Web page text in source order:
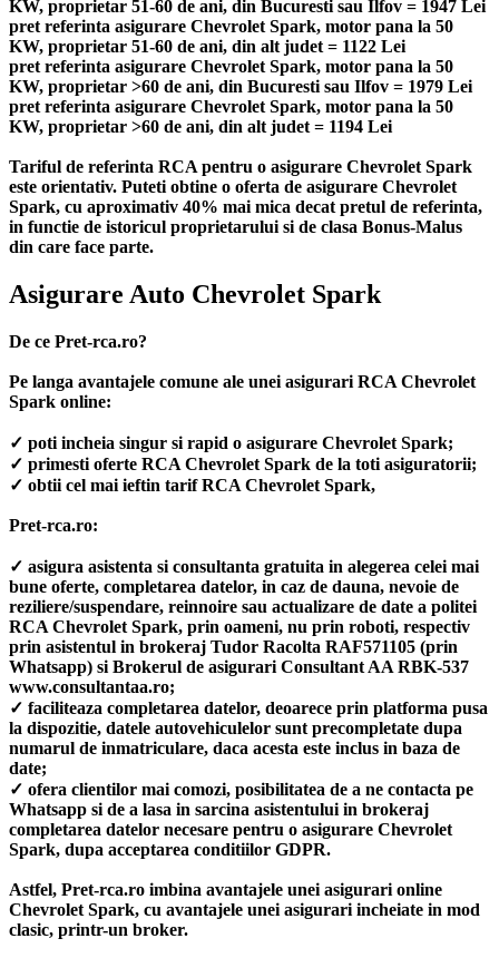
KW, proprietar 51-60 de ani, din Bucuresti sau Ilfov = 1947 Lei
pret referinta asigurare Chevrolet Spark, motor pana la 50
KW, proprietar 51-60 de ani, din alt judet = 1122 Lei
pret referinta asigurare Chevrolet Spark, motor pana la 50
KW, proprietar >60 de ani, din Bucuresti sau Ilfov = 1979 Lei
pret referinta asigurare Chevrolet Spark, motor pana la 50
KW, proprietar >60 de ani, din alt judet = 1194 Lei
Tariful de referinta RCA pentru o asigurare Chevrolet Spark
este orientativ. Puteti obtine o oferta de asigurare Chevrolet
Spark, cu aproximativ 40% mai mica decat pretul de referinta,
in functie de istoricul proprietarului si de clasa Bonus-Malus
din care face parte.
Asigurare Auto Chevrolet Spark
De ce Pret-rca.ro?
Pe langa avantajele comune ale unei asigurari RCA Chevrolet
Spark online:
✓ poti incheia singur si rapid o asigurare Chevrolet Spark;
✓ primesti oferte RCA Chevrolet Spark de la toti asiguratorii;
✓ obtii cel mai ieftin tarif RCA Chevrolet Spark,
Pret-rca.ro:
✓ asigura asistenta si consultanta gratuita in alegerea celei mai
bune oferte, completarea datelor, in caz de dauna, nevoie de
reziliere/suspendare, reinnoire sau actualizare de date a politei
RCA Chevrolet Spark, prin oameni, nu prin roboti, respectiv
prin asistentul in brokeraj Tudor Racolta RAF571105 (prin
Whatsapp) si Brokerul de asigurari Consultant AA RBK-537
www.consultantaa.ro;
✓ faciliteaza completarea datelor, deoarece prin platforma pusa
la dispozitie, datele autovehiculelor sunt precompletate dupa
numarul de inmatriculare, daca acesta este inclus in baza de
date;
✓ ofera clientilor mai comozi, posibilitatea de a ne contacta pe
Whatsapp si de a lasa in sarcina asistentului in brokeraj
completarea datelor necesare pentru o asigurare Chevrolet
Spark, dupa acceptarea conditiilor GDPR.
Astfel, Pret-rca.ro imbina avantajele unei asigurari online
Chevrolet Spark, cu avantajele unei asigurari incheiate in mod
clasic, printr-un broker.